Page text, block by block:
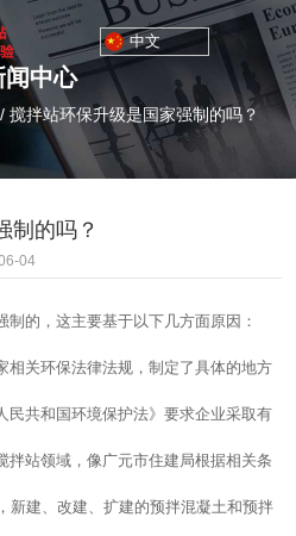
中文
闻中心
/ 搅拌站环保升级是国家强制的吗？
制的吗？
04
制的，这主要基于以下几方面原因：
相关环保法律法规，制定了具体的地方
民共和国环境保护法》要求企业采取有
拌站领域，像广元市住建局根据相关条
新建、改建、扩建的预拌混凝土和预拌